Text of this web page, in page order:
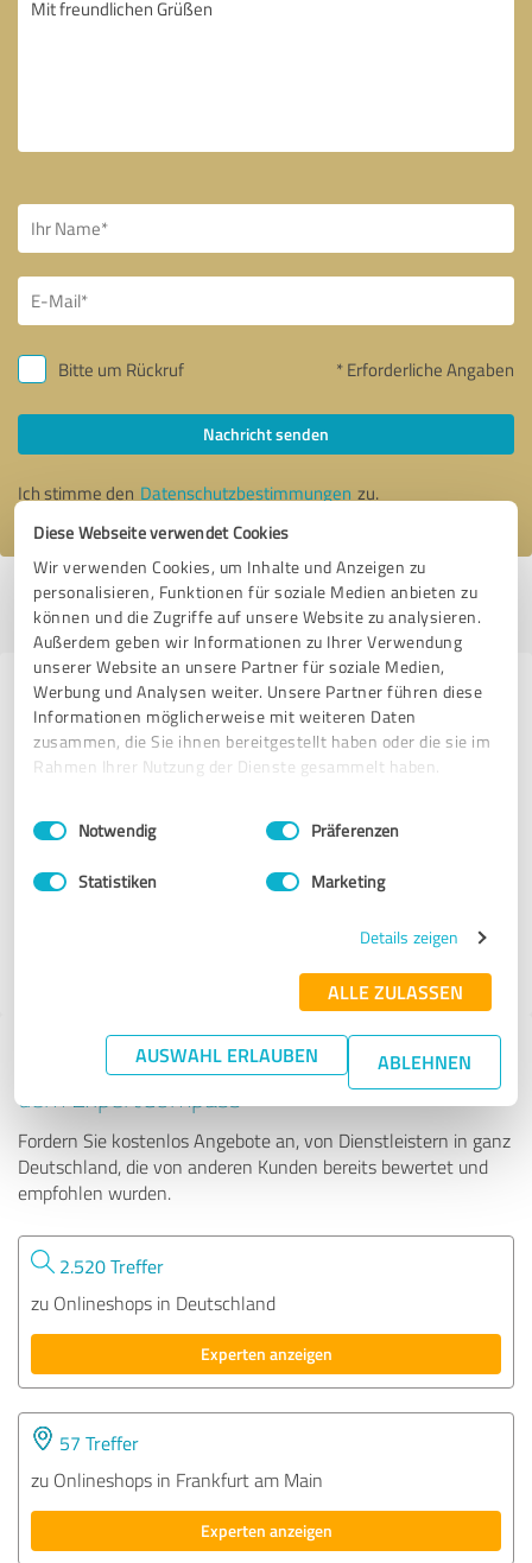
Diese Webseite verwendet Cookies
Wir verwenden Cookies, um Inhalte und Anzeigen zu
personalisieren, Funktionen für soziale Medien anbieten zu
können und die Zugriffe auf unsere Website zu analysieren.
Außerdem geben wir Informationen zu Ihrer Verwendung
unserer Website an unsere Partner für soziale Medien,
Werbung und Analysen weiter. Unsere Partner führen diese
Informationen möglicherweise mit weiteren Daten
zusammen, die Sie ihnen bereitgestellt haben oder die sie im
Rahmen Ihrer Nutzung der Dienste gesammelt haben.
Impressum Datenschutzbestimmungen
Einwilligungsauswahl
Notwendig Präferenzen
Statistiken Marketing
Details zeigen
ALLE ZULASSEN
AUSWAHL ERLAUBEN ABLEHNEN
Bitte um Rückruf * Erforderliche Angaben
Nachricht senden
Ich stimme den Datenschutzbestimmungen zu.
Profil aktiv seit 12.10.2017 |Letzte Aktualisierung: 15.10.2017|Profil
melden
Erfahrungen zu weiteren
Anbietern aus dem Bereich
Onlineshops
Pflanzhits GmbH
Tipp: Die passenden Experten finden - mit
dem ExpertCompass
Fordern Sie kostenlos Angebote an, von Dienstleistern in ganz
Deutschland, die von anderen Kunden bereits bewertet und
empfohlen wurden.
2.520 Treffer
zu Onlineshops in Deutschland
Experten anzeigen
57 Treffer
zu Onlineshops in Frankfurt am Main
Experten anzeigen